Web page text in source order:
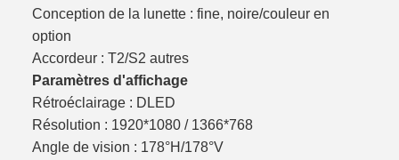
Conception de la lunette : fine, noire/couleur en
option
Accordeur : T2/S2 autres
Paramètres d'affichage
Rétroéclairage : DLED
Résolution : 1920*1080 / 1366*768
Angle de vision : 178°H/178°V